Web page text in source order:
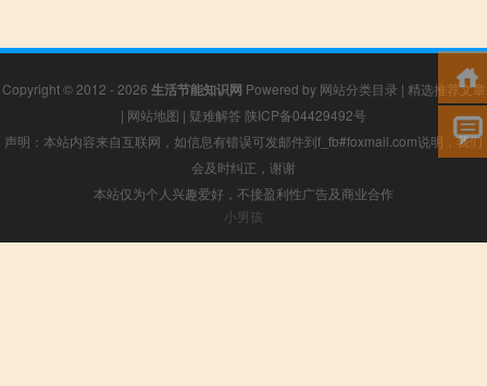
Copyright © 2012 - 2026 生活节能知识网 Powered by 网站分类目录 | 精选推荐文章
| 网站地图 | 疑难解答 陕ICP备04429492号
声明：本站内容来自互联网，如信息有错误可发邮件到f_fb#foxmail.com说明，我们
会及时纠正，谢谢
本站仅为个人兴趣爱好，不接盈利性广告及商业合作
小男孩